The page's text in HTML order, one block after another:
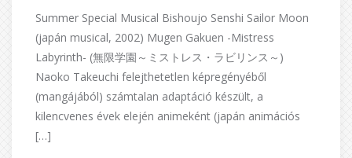
Summer Special Musical Bishoujo Senshi Sailor Moon
(japán musical, 2002) Mugen Gakuen -Mistress
Labyrinth- (無限学園～ミストレス・ラビリンス～)
Naoko Takeuchi felejthetetlen képregényéből
(mangájából) számtalan adaptáció készült, a
kilencvenes évek elején animeként (japán animációs
[…]